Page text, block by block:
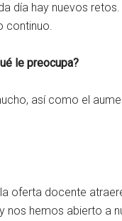
día hay nuevos
continuo.
le preocupa?
así como el
oferta docente
nos hemos abierto a